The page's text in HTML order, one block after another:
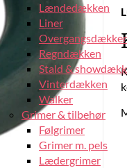
Lændedækken
Liner
Regndækken
Stald &
Vinterdækken
Walker
Grimer & tilbehør
Følgrimer
Grimer m. pels
Lædergrimer